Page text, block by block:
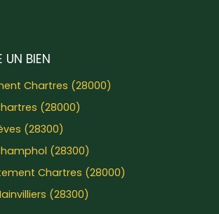
UN BIEN
Chartres (28000)
(28000)
(28300)
(28300)
Chartres (28000)
(28300)